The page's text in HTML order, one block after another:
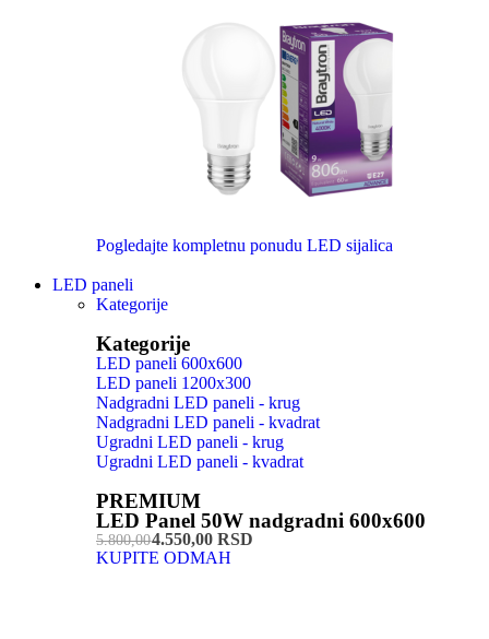
Pogledajte kompletnu ponudu LED sijalica
LED paneli
Kategorije
Kategorije
LED paneli 600x600
LED paneli 1200x300
Nadgradni LED paneli - krug
Nadgradni LED paneli - kvadrat
Ugradni LED paneli - krug
Ugradni LED paneli - kvadrat
PREMIUM
LED Panel 50W nadgradni 600x600
5.800,004.550,00 RSD
KUPITE ODMAH